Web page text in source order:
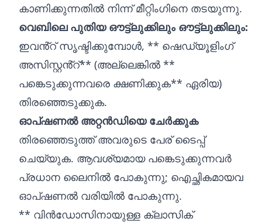
കാണിക്കുന്നതിൽ നിന്ന് മീറ്റിംഗിനെ തടയുന്നു.
വെബിലെ പുതിയ ഔട്ട്‌ലുക്കിലും ഔട്ട്‌ലുക്കിലും:
ഇവൻ്റ് സൃഷ്ടിക്കുമ്പോൾ, ** ഷെഡ്യൂളിംഗ്
അസിസ്റ്റൻ്റ്** (അല്ലെങ്കിൽ **
പങ്കെടുക്കുന്നവരെ ക്ഷണിക്കുക** ഏരിയ)
തിരഞ്ഞെടുക്കുക.
ഓപ്ഷണൽ അറ്റൻഡിയെ ചേർക്കുക
തിരഞ്ഞെടുത്ത് അവരുടെ പേര് ടൈപ്പ്
ചെയ്യുക. ആവശ്യമായ പങ്കെടുക്കുന്നവർ
പ്രധാന ലൈനിൽ പോകുന്നു; ഐച്ഛികമായവ
ഓപ്ഷണൽ വരിയിൽ പോകുന്നു.
** വിൻഡോസിനായുള്ള ക്ലാസിക്